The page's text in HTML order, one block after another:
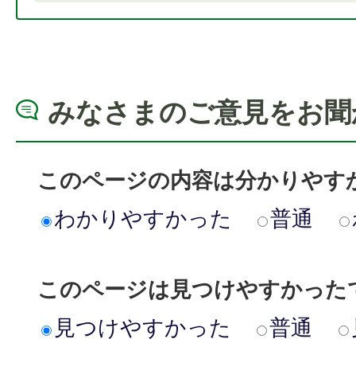
みなさまのご意見をお
このページの内容は分かりやす
わかりやすかった
普通
このページは見つけやすかった
見つけやすかった
普通